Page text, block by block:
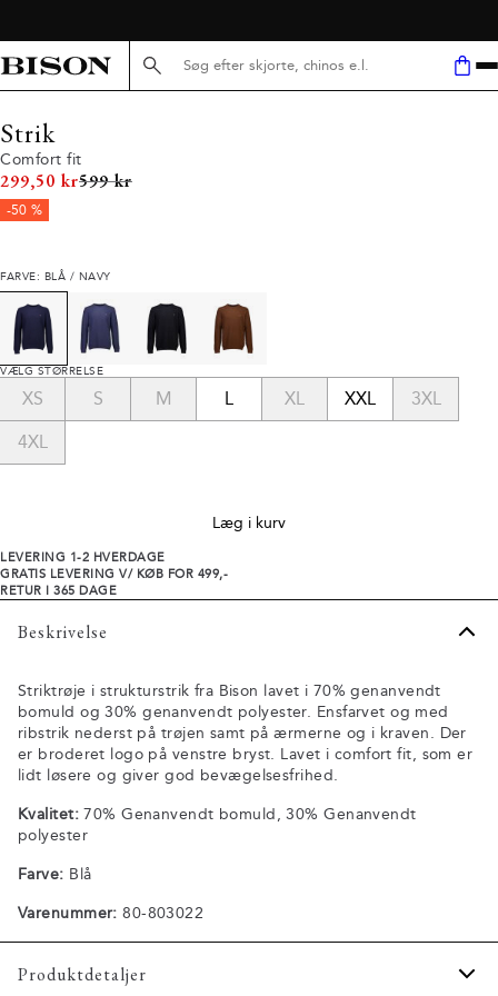
Søg her...
Strik
Comfort fit
299,50 krI alt (uden rabat)
599 kr
-50 %
FARVE: BLÅ / NAVY
VÆLG STØRRELSE
XS S M L XL XXL 3XL
4XL
Læg i kurv
LEVERING 1-2 HVERDAGE
GRATIS LEVERING V/ KØB FOR 499,-
RETUR I 365 DAGE
Beskrivelse
Striktrøje i strukturstrik fra Bison lavet i 70% genanvendt
bomuld og 30% genanvendt polyester. Ensfarvet og med
ribstrik nederst på trøjen samt på ærmerne og i kraven. Der
er broderet logo på venstre bryst. Lavet i comfort fit, som er
lidt løsere og giver god bevægelsesfrihed.
Kvalitet:70% Genanvendt bomuld, 30% Genanvendt
polyester
Farve: Blå
Varenummer: 80-803022
Produktdetaljer